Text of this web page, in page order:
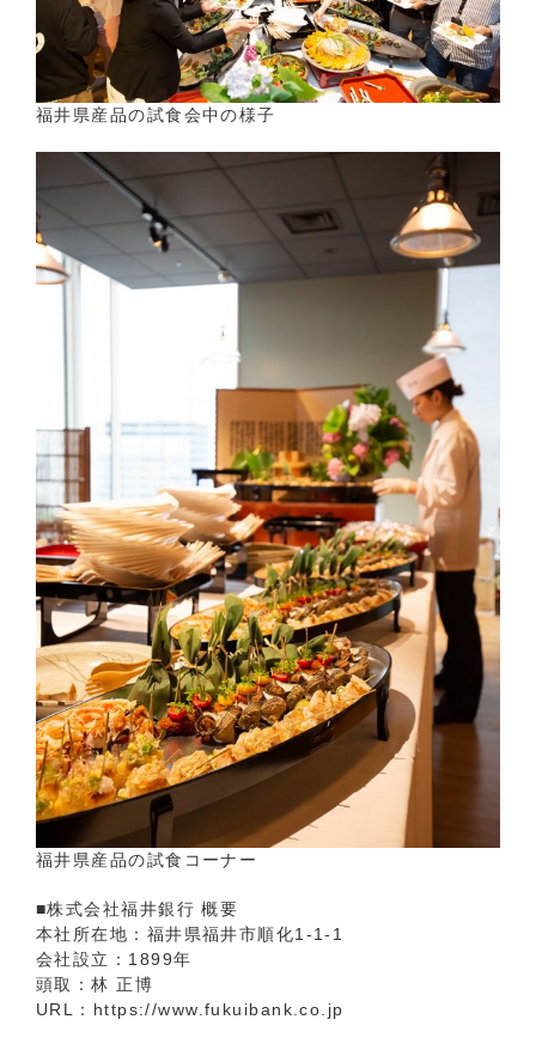
福井県産品の試食会中の様子
福井県産品の試食コーナー
■株式会社福井銀行 概要
本社所在地：福井県福井市順化1-1-1
会社設立：1899年
頭取：林 正博
URL： https://www.fukuibank.co.jp